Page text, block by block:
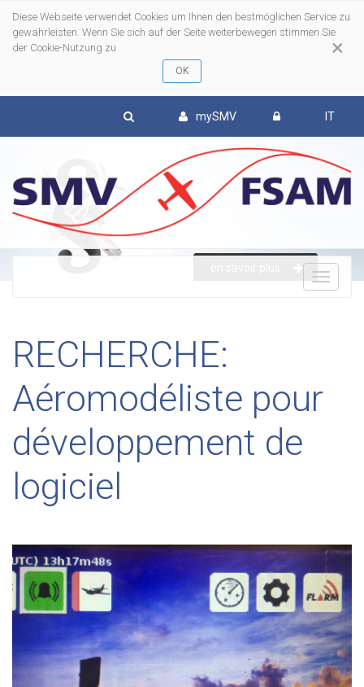
×
Diese Webseite verwendet Cookies um Ihnen den bestmöglichen Service zu
gewährleisten. Wenn Sie sich auf der Seite weiterbewegen stimmen Sie
der Cookie-Nutzung zu
mySMV IT
RECHERCHE:
Aéromodéliste pour
développement de
logiciel